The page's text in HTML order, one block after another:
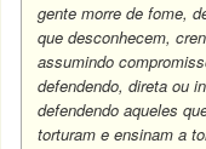
gente morre de fome,
que desconhecem,
assumindo
defendendo, direta ou
defendendo aqueles
torturam e ensinam a